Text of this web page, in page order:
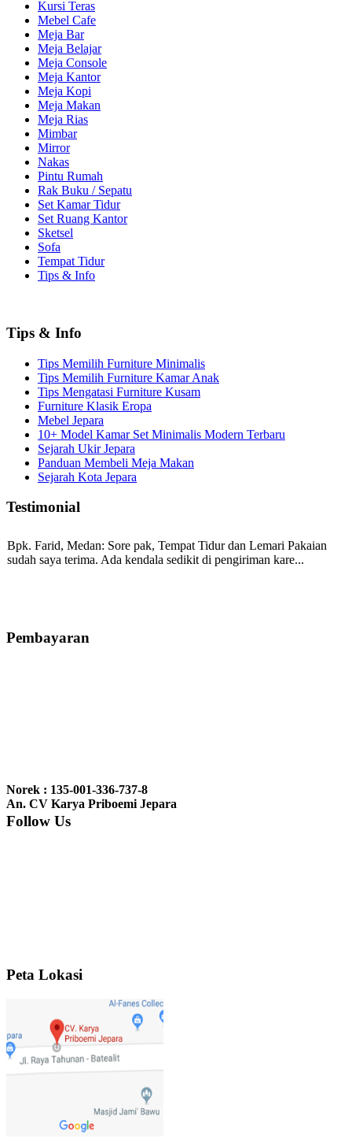
Kursi Teras
Mebel Cafe
Meja Bar
Meja Belajar
Meja Console
Meja Kantor
Meja Kopi
Meja Makan
Meja Rias
Mimbar
Mirror
Nakas
Pintu Rumah
Rak Buku / Sepatu
Set Kamar Tidur
Set Ruang Kantor
Sketsel
Sofa
Tempat Tidur
Tips & Info
Tips & Info
Tips Memilih Furniture Minimalis
Tips Memilih Furniture Kamar Anak
Tips Mengatasi Furniture Kusam
Furniture Klasik Eropa
Mebel Jepara
10+ Model Kamar Set Minimalis Modern Terbaru
Sejarah Ukir Jepara
Panduan Membeli Meja Makan
Sejarah Kota Jepara
Testimonial
Bpk. Farid, Medan: Sore pak, Tempat Tidur dan Lemari Pakaian
sudah saya terima. Ada kendala sedikit di pengiriman kare...
bale2 dan kursi teras saya sudah saya terima dan p...
nyesel deh beli geby...
saya mengucapkan banyak terima kasih....
Ibu Asa, Cibubur:Pak Trolynya sudah sampai tadi Makasii ya Pak...
Pembayaran
Norek : 135-001-336-737-8
An. CV Karya Priboemi Jepara
Follow Us
Peta Lokasi